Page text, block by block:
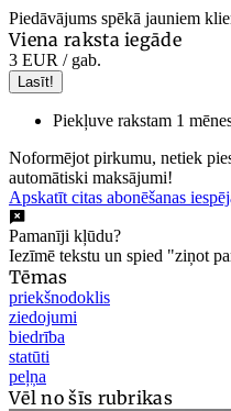
Piedāvājums spēkā jauniem
Viena raksta iegāde
3 EUR / gab.
Lasīt!
Piekļuve rakstam 1
Noformējot pirkumu, netiek
automātiski maksājumi!
Apskatīt citas abonēšanas
Pamanīji kļūdu?
Iezīmē tekstu un spied "ziņot
Tēmas
priekšnodoklis
ziedojumi
biedrība
statūti
peļņa
Vēl no šīs rubrikas